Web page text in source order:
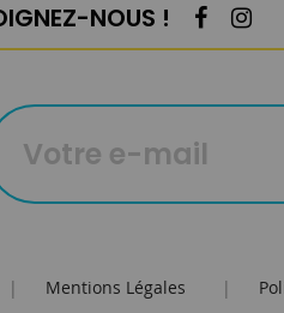
NOUS !
| Mentions Légales |